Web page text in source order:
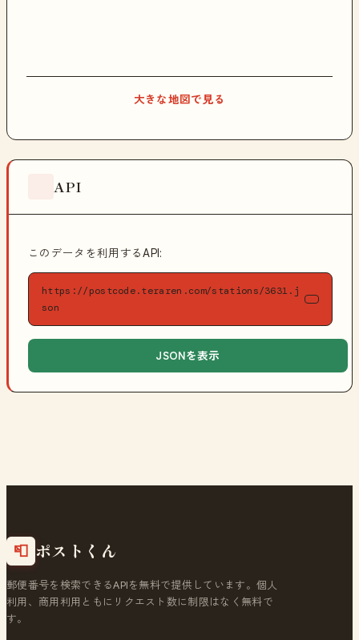
大きな地図で見る
API
このデータを利用するAPI:
https://postcode.teraren.com/stations/3631.j
son
JSONを表示
📮 ポストくん
郵便番号を検索できるAPIを無料で提供しています。個人
利用、商用利用ともにリクエスト数に制限はなく無料で
す。